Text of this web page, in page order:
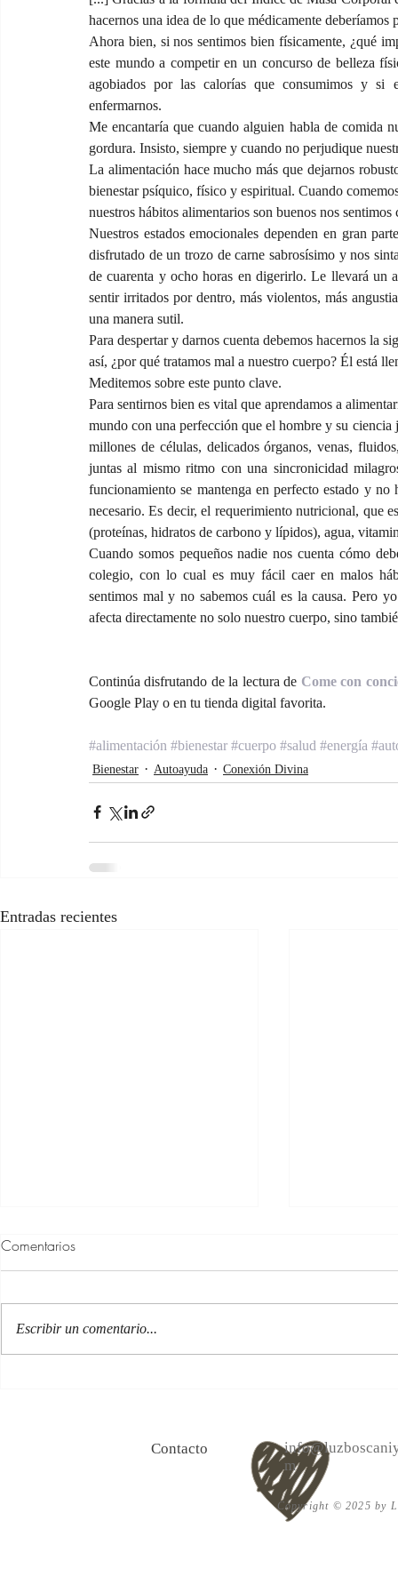
hacernos una idea de lo que médicamente deberíamos
Ahora bien, si nos sentimos bien físicamente, ¿qué
este mundo a competir en un concurso de belleza
agobiados por las calorías que consumimos y si
enfermarnos.
Me encantaría que cuando alguien habla de comida
gordura. Insisto, siempre y cuando no perjudique
La alimentación hace mucho más que dejarnos
bienestar psíquico, físico y espiritual. Cuando
nuestros hábitos alimentarios son buenos nos
Nuestros estados emocionales dependen en gran
disfrutado de un trozo de carne sabrosísimo y nos
de cuarenta y ocho horas en digerirlo. Le llevará un
sentir irritados por dentro, más violentos, más
una manera sutil.
Para despertar y darnos cuenta debemos hacernos la
así, ¿por qué tratamos mal a nuestro cuerpo? Él está
Meditemos sobre este punto clave.
Para sentirnos bien es vital que aprendamos a
mundo con una perfección que el hombre y su
millones de células, delicados órganos, venas,
juntas al mismo ritmo con una sincronicidad
funcionamiento se mantenga en perfecto estado y
necesario. Es decir, el requerimiento nutricional, que
(proteínas, hidratos de carbono y lípidos), agua,
Cuando somos pequeños nadie nos cuenta cómo
colegio, con lo cual es muy fácil caer en malos
sentimos mal y no sabemos cuál es la causa. Pero
afecta directamente no solo nuestro cuerpo, sino
Continúa disfrutando de la lectura de Come con
Google Play o en tu tienda digital favorita.
#alimentación #bienestar #cuerpo #salud #energía
Bienestar Autoayuda Conexión Divina
Entradas recientes
Comentarios
Escribir un comentario...
Contacto
m
Copyright © 2025 by